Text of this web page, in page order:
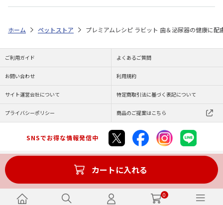
0
カートに入れる
ホーム ペットストア プレミアムレシピ ラビット 歯＆泌尿器の健康に配
ご利用ガイド よくあるご質問
お問い合わせ 利用規約
サイト運営会社について 特定商取引法に基づく表記について
プライバシーポリシー 商品のご提案はこちら
SNSでお得な情報発信中